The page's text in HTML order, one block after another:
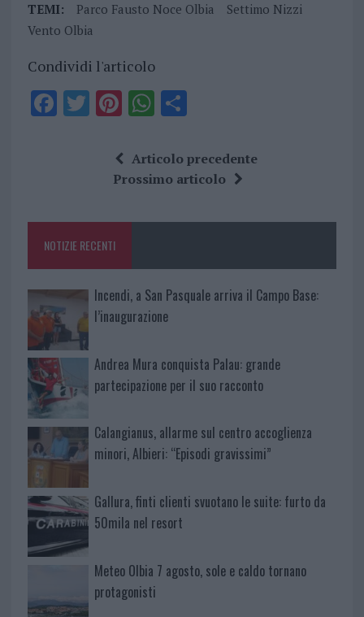
TEMI: Parco Fausto Noce Olbia
Settimo Nizzi
Vento Olbia
Condividi l'articolo
F
o
k
T Pi
te
re
W
at
s
p
S
a
re
Articolo precedente
Prossimo articolo
NOTIZIE RECENTI
Incendi, a San Pasquale arriva il Campo Base:
l’inaugurazione
Andrea Mura conquista Palau: grande
partecipazione per il suo racconto
Calangianus, allarme sul centro accoglienza
minori, Albieri: “Episodi gravissimi”
Gallura, finti clienti svuotano le suite: furto da
50mila nel resort
Meteo Olbia 7 agosto, sole e caldo tornano
protagonisti